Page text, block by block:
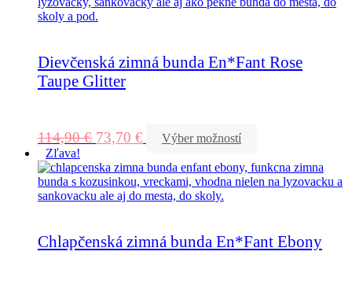
Dievčenská zimná bunda En*Fant Rose
Taupe Glitter
114,90€ 73,70 €
Výber možností
Zľava!
Chlapčenská zimná bunda En*Fant Ebony